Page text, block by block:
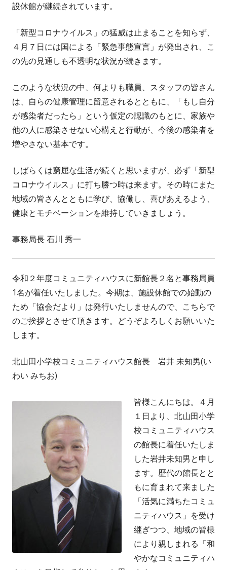
設休館が継続されています。
「新型コロナウイルス」の猛威は止まることを知らず、
４月７日には国による「緊急事態宣言」が発出され、こ
の先の見通しも不透明な状況が続きます。
このような状況の中、何よりも職員、スタッフの皆さん
は、自らの健康管理に留意されるとともに、「もし自分
が感染者だったら」という仮定の認識のもとに、家族や
他の人に感染させない心構えと行動が、今後の感染者を
増やさない基本です。
しばらくは窮屈な生活が続くと思いますが、必ず「新型
コロナウイルス」に打ち勝つ時は来ます。その時にまた
地域の皆さんとともに学び、協働し、喜びあえるよう、
健康とモチベーションを維持していきましょう。
事務局長 石川 秀一
令和２年度コミュニティハウスに新館長２名と事務局員
1名が着任いたしました。今期は、施設休館での始動の
ため「協会だより」は発行いたしませんので、こちらで
のご挨拶とさせて頂きます。どうぞよろしくお願いいた
します。
北山田小学校コミュニティハウス館長 岩井 未知男(い
わい みちお)
皆様こんにちは。４月
１日より、北山田小学
校コミュニティハウス
の館長に着任いたしま
した岩井未知男と申し
ます。歴代の館長とと
もに育まれて来ました
「活気に満ちたコミュ
ニティハウス」を受け
継ぎつつ、地域の皆様
により親しまれる「和
やかなコミュニティハ